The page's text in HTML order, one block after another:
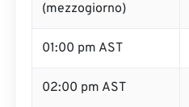
(mezzogiorno)
01:00 pm AST
02:00 pm AST